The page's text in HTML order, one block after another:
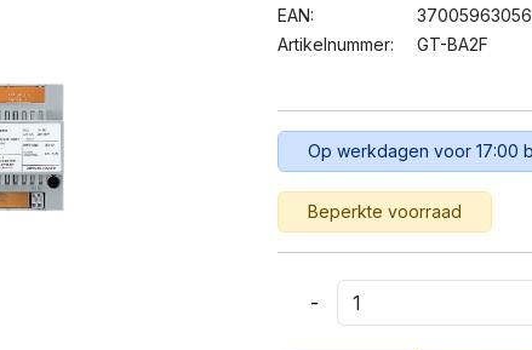
EAN:
Artikelnummer:
GT-BA2F
Op werkdagen voor 17:00
Beperkte voorraad
-
Aiphone